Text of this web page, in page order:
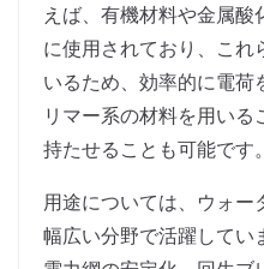
えば、有機材料や金属
に使用されており、これ
いるため、効率的に電荷
リマー系の材料を用い
持たせることも可能です。
用途については、ウォー
幅広い分野で活躍してい